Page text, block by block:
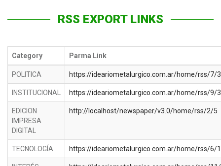
RSS EXPORT LINKS
Category Parma Link
POLITICA https://ideariometalurgico.com.ar/home/rss/7/
INSTITUCIONAL https://ideariometalurgico.com.ar/home/rss/9/
EDICION
IMPRESA
DIGITAL
http://localhost/newspaper/v3.0/home/rss/2/5
TECNOLOGÍA https://ideariometalurgico.com.ar/home/rss/6/1